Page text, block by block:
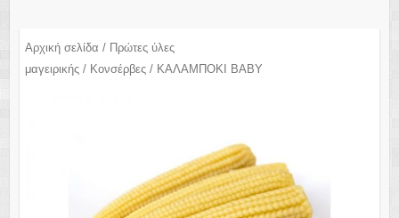
Αρχική σελίδα / Πρώτες ύλες
μαγειρικής/ Κονσέρβες/ ΚΑΛΑΜΠΟΚΙ ΒΑΒΥ